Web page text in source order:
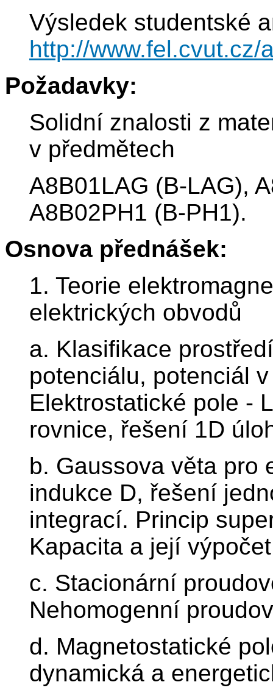
Výsledek studentské
http://www.fel.cvut.cz/
Požadavky:
Solidní znalosti z
v předmětech
A8B01LAG (B-LAG),
A8B02PH1 (B-PH1).
Osnova přednášek:
1. Teorie
elektrických obvodů
a. Klasifikace
potenciálu, potenciál
Elektrostatické pole -
rovnice, řešení 1D
b. Gaussova věta pro
indukce D, řešení
integrací. Princip
Kapacita a její
c. Stacionární
Nehomogenní
d. Magnetostatické
dynamická a